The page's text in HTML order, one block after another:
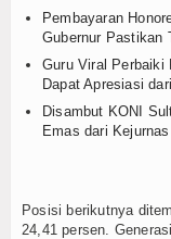
Pembayaran
Gubernur Pastikan
Guru Viral Perbaiki
Dapat Apresiasi
Disambut KONI
Emas dari
Posisi berikutnya
24,41 persen.